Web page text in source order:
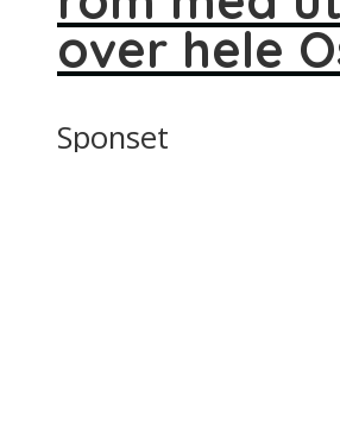
over hele
Sponset